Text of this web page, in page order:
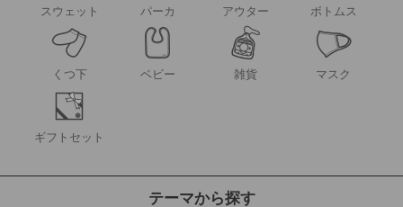
スウェット パーカ アウター ボトムス
くつ下 ベビー 雑貨 マスク
ギフトセット
テーマから探す